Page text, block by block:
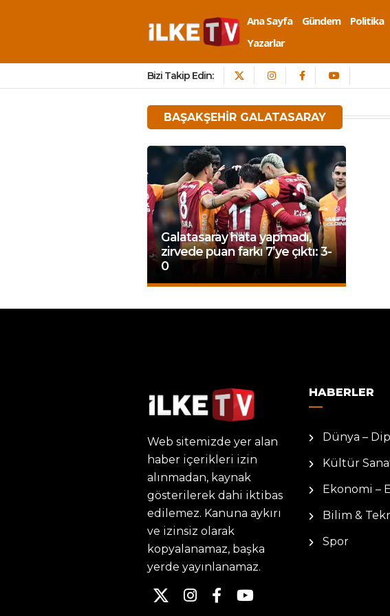
Ana Sayfa Gündem Politika
Yazarlar
Bizi Takip Edin:
BAŞAKŞEHIR GALATASARAY
Galatasaray hata yapmadı,
zirvede puan farkı 7’ye çıktı: 3-
0
Web sitemizde yer alan
haber içerikleri izin
alınmadan, kaynak
gösterilerek dahi iktibas
edilemez. Kanuna aykırı
ve izinsiz olarak
kopyalanamaz, başka
yerde yayınlanamaz.
HABERLER
Dünya –
Kültür
Ekonomi –
Bilim &
Spor